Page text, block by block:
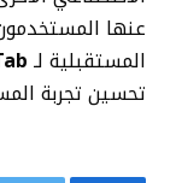
عنها
المستقبلية لـ
تحسين تجربة